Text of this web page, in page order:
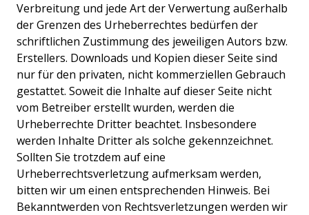
Verbreitung und jede Art der Verwertung außerhalb
der Grenzen des Urheberrechtes bedürfen der
schriftlichen Zustimmung des jeweiligen Autors bzw.
Erstellers. Downloads und Kopien dieser Seite sind
nur für den privaten, nicht kommerziellen Gebrauch
gestattet. Soweit die Inhalte auf dieser Seite nicht
vom Betreiber erstellt wurden, werden die
Urheberrechte Dritter beachtet. Insbesondere
werden Inhalte Dritter als solche gekennzeichnet.
Sollten Sie trotzdem auf eine
Urheberrechtsverletzung aufmerksam werden,
bitten wir um einen entsprechenden Hinweis. Bei
Bekanntwerden von Rechtsverletzungen werden wir